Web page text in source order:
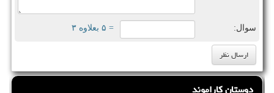
سوال: = ۵ بعلاوه ۳